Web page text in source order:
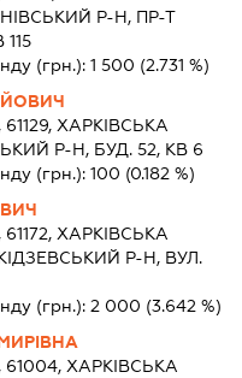
Р-Н, ПР-Т
(грн.): 1 500 (2.731 %)
61129, ХАРКIВСЬКА
Р-Н, БУД. 52, КВ 6
(грн.): 100 (0.182 %)
61172, ХАРКIВСЬКА
Р-Н, ВУЛ.
(грн.): 2 000 (3.642 %)
61004, ХАРКIВСЬКА